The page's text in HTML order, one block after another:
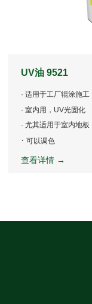
UV油 9521
· 适用于工厂辊涂施工
· 室内用，UV光固化
· 尤其适用于室内地板
·可以调色
查看详情 →